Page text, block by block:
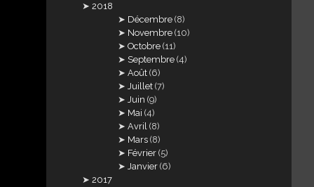
2018
Décembre (8)
Novembre (10)
Octobre (11)
Septembre (4)
Août (6)
Juillet (7)
Juin (9)
Mai (4)
Avril (8)
Mars (8)
Février (5)
Janvier (6)
2017